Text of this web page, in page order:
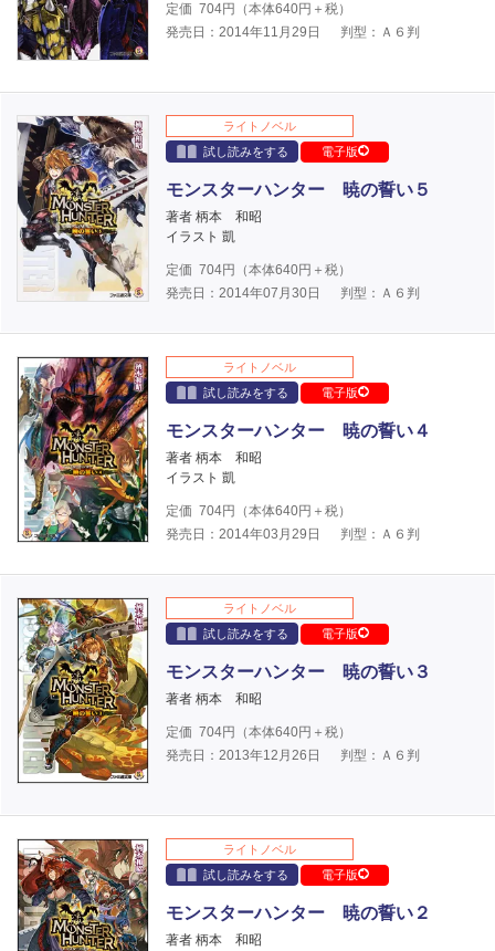
定価 704円（本体640円＋税）
発売日：2014年11月29日
判型：Ａ６判
ライトノベル
試し読みをする
電子版
モンスターハンター 暁の誓い５
著者 柄本 和昭
イラスト 凱
定価 704円（本体640円＋税）
発売日：2014年07月30日
判型：Ａ６判
ライトノベル
試し読みをする
電子版
モンスターハンター 暁の誓い４
著者 柄本 和昭
イラスト 凱
定価 704円（本体640円＋税）
発売日：2014年03月29日
判型：Ａ６判
ライトノベル
試し読みをする
電子版
モンスターハンター 暁の誓い３
著者 柄本 和昭
定価 704円（本体640円＋税）
発売日：2013年12月26日
判型：Ａ６判
ライトノベル
試し読みをする
電子版
モンスターハンター 暁の誓い２
著者 柄本 和昭